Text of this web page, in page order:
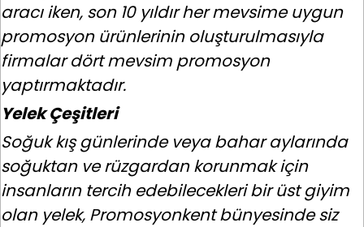
aracı iken, son 10 yıldır her mevsime uygun
promosyon ürünlerinin oluşturulmasıyla
firmalar dört mevsim promosyon
yaptırmaktadır.
Yelek Çeşitleri
Soğuk kış günlerinde veya bahar aylarında
soğuktan ve rüzgardan korunmak için
insanların tercih edebilecekleri bir üst giyim
olan yelek, Promosyonkent bünyesinde siz